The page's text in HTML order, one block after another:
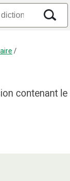
/
contenant le